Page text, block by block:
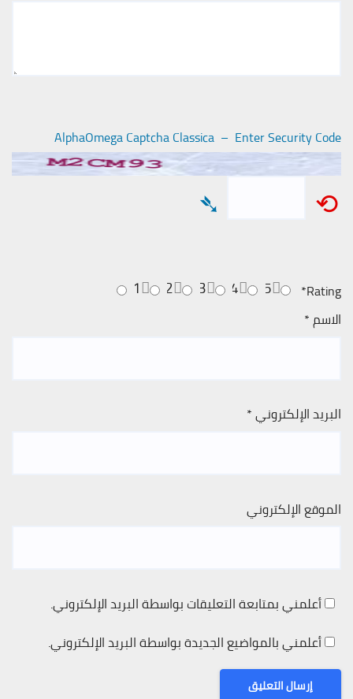
AlphaOmega Captcha Classica – Enter Security Code
⟲
➴
Rating
*
5
4
3
2
1
الاسم*
البريد الإلكتروني*
الموقع الإلكتروني
أعلمني بمتابعة التعليقات بواسطة البريد الإلكتروني.
أعلمني بالمواضيع الجديدة بواسطة البريد الإلكتروني.